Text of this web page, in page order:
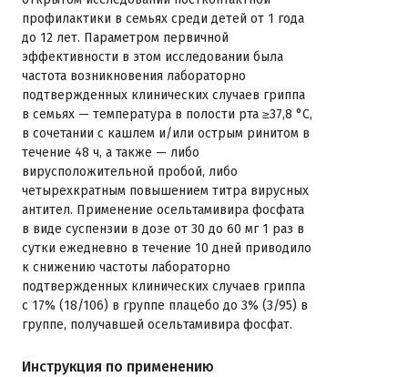
профилактики в семьях среди детей от 1 года
до 12 лет. Параметром первичной
эффективности в этом исследовании была
частота возникновения лабораторно
подтвержденных клинических случаев гриппа
в семьях — температура в полости рта ≥37,8 °C,
в сочетании с кашлем и/или острым ринитом в
течение 48 ч, а также — либо
вирусположительной пробой, либо
четырехкратным повышением титра вирусных
антител. Применение осельтамивира фосфата
в виде суспензии в дозе от 30 до 60 мг 1 раз в
сутки ежедневно в течение 10 дней приводило
к снижению частоты лабораторно
подтвержденных клинических случаев гриппа
с 17% (18/106) в группе плацебо до 3% (3/95) в
группе, получавшей осельтамивира фосфат.
Инструкция по применению